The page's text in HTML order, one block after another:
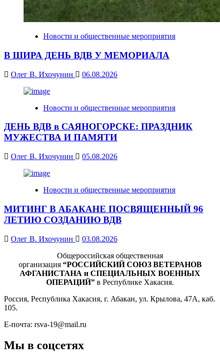
Новости и общественные мероприятия
В ШИРА ДЕНЬ ВДВ У МЕМОРИАЛА
Олег В. Ихочунин 06.08.2026
Новости и общественные мероприятия
ДЕНЬ ВДВ в САЯНОГОРСКЕ: ПРАЗДНИК
МУЖЕСТВА И ПАМЯТИ
Олег В. Ихочунин 05.08.2026
Новости и общественные мероприятия
МИТИНГ В АБАКАНЕ ПОСВЯЩЕННЫЙ 96
ЛЕТИЮ СОЗДАНИЮ ВДВ
Олег В. Ихочунин
03.08.2026
Общероссийская общественная
организация “РОССИЙСКИЙ СОЮЗ ВЕТЕРАНОВ
АФГАНИСТАНА и СПЕЦИАЛЬНЫХ ВОЕННЫХ
ОПЕРАЦИЙ” в Республике Хакасия.
Россия, Республика Хакасия, г. Абакан, ул. Крылова, 47А, каб.
105.
Е-почта: rsva-19@mail.ru
Мы в соцсетях